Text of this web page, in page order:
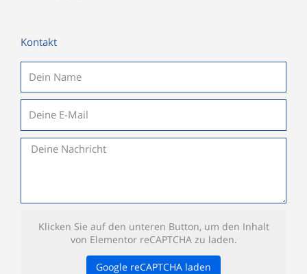
Kontakt
Nachricht
Klicken Sie auf den unteren Button, um den Inhalt
von Elementor reCAPTCHA zu laden.
Google reCAPTCHA laden